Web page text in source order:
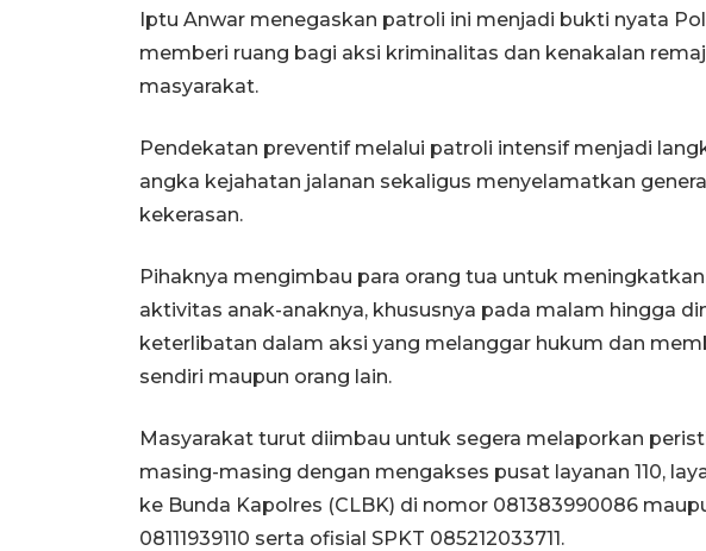
Iptu Anwar menegaskan patroli ini menjadi bukti nyata
memberi ruang bagi aksi kriminalitas dan kenakalan
masyarakat.
Pendekatan preventif melalui patroli intensif menjadi
angka kejahatan jalanan sekaligus menyelamatkan
kekerasan.
Pihaknya mengimbau para orang tua untuk
aktivitas anak-anaknya, khususnya pada malam hingga
keterlibatan dalam aksi yang melanggar hukum dan
sendiri maupun orang lain.
Masyarakat turut diimbau untuk segera melaporkan
masing-masing dengan mengakses pusat layanan 110,
ke Bunda Kapolres (CLBK) di nomor 081383990086
08111939110 serta ofisial SPKT 085212033711.